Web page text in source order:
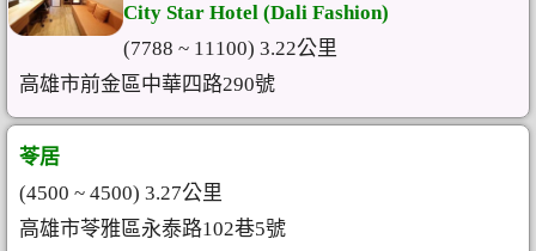
City Star Hotel (Dali Fashion)
(7788 ~ 11100) 3.22公里
高雄市前金區中華四路290號
苓居
(4500 ~ 4500) 3.27公里
高雄市苓雅區永泰路102巷5號